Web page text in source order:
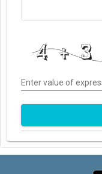
Enter value of